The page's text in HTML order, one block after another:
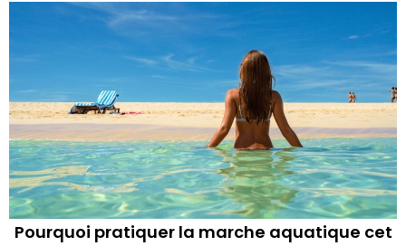
Pourquoi pratiquer la marche aquatique cet